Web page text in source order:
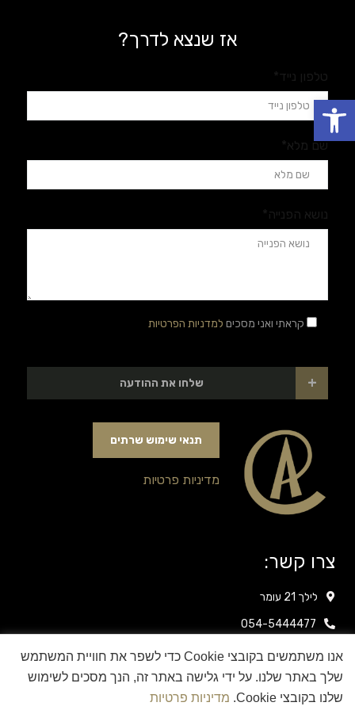
פתח סרגל נגישות
אז שנצא לדרך?
טלפון נייד*
שם מלא*
נושא הפנייה*
קראתי ואני מסכים למדניות הפרטיות
שלחו את ההודעה +
תנאי שימוש שרתים
מדיניות פרטיות
צרו קשר:
לילך 21 עומר
054-5444477
לשליחת הודעה מיידית‬‬
itai.afik@gmail.com
אנו משתמשים בקובצי Cookie כדי לשפר את חוויית המשתמש
שלך באתר שלנו. על ידי גלישה באתר זה, הנך מסכים לשימוש
שלנו בקובצי Cookie.
מדיניות פרטיות